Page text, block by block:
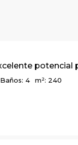
Baños: 4
m²: 240